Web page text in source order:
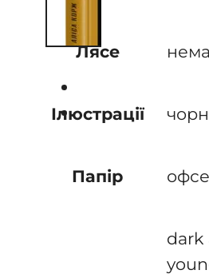
Лясе
Ілюстрації
Папір
dark